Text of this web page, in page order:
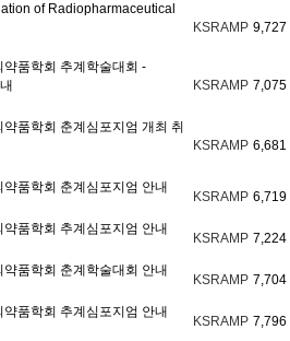
of Radiopharmaceutical
KSRAMP 9,727
품학회 추계학술대회 -
KSRAMP 7,075
품학회 춘계심포지엄 개최 취
KSRAMP 6,681
품학회 춘계심포지엄 안내
KSRAMP 6,719
품학회 추계심포지엄 안내
KSRAMP 7,224
품학회 춘계학술대회 안내
KSRAMP 7,704
품학회 추계심포지엄 안내
KSRAMP 7,796